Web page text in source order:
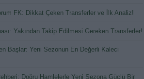
FK: Dikkat Çeken Transferler ve İlk Analiz!
Yakından Takip Edilmesi Gereken Transferler!
Başlar: Yeni Sezonun En Değerli Kaleci
Doğru Hamlelerle Yeni Sezona Güçlü Bir